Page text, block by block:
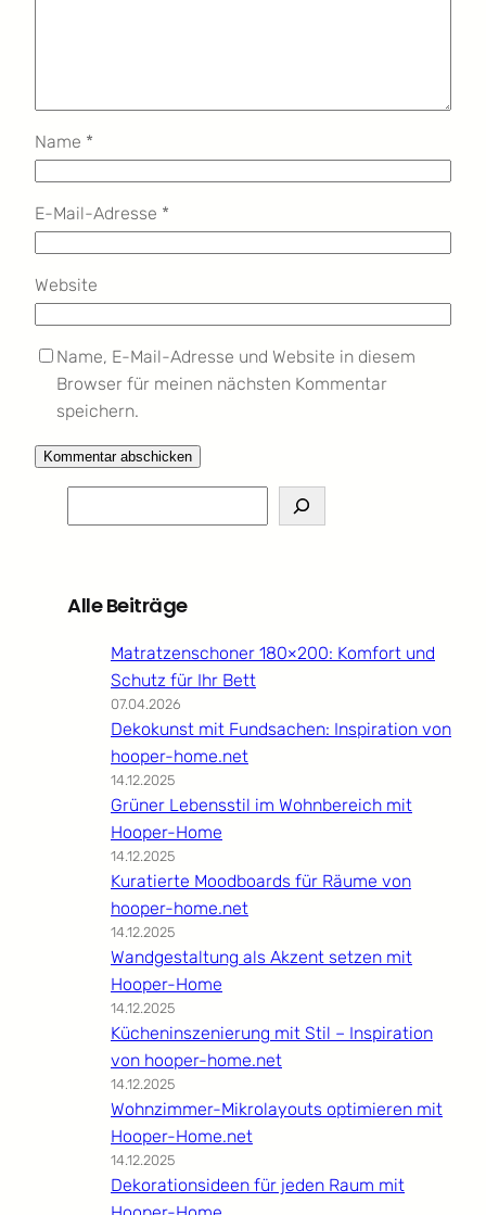
Name *
E-Mail-Adresse *
Website
Name, E-Mail-Adresse und Website in diesem
Browser für meinen nächsten Kommentar
speichern.
e
c
Alle Beiträge
Matratzenschoner 180×200: Komfort und
Schutz für Ihr Bett
07.04.2026
Dekokunst mit Fundsachen: Inspiration von
hooper-home.net
14.12.2025
Grüner Lebensstil im Wohnbereich mit
Hooper-Home
14.12.2025
Kuratierte Moodboards für Räume von
hooper-home.net
14.12.2025
Wandgestaltung als Akzent setzen mit
Hooper-Home
14.12.2025
Kücheninszenierung mit Stil – Inspiration
von hooper-home.net
14.12.2025
Wohnzimmer-Mikrolayouts optimieren mit
Hooper-Home.net
14.12.2025
Dekorationsideen für jeden Raum mit